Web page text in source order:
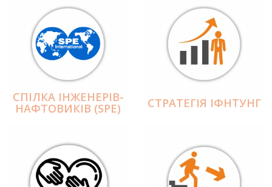
СПІЛКА ІНЖЕНЕРІВ-
НАФТОВИКІВ (SPE) СТРАТЕГІЯ ІФНТУНГ